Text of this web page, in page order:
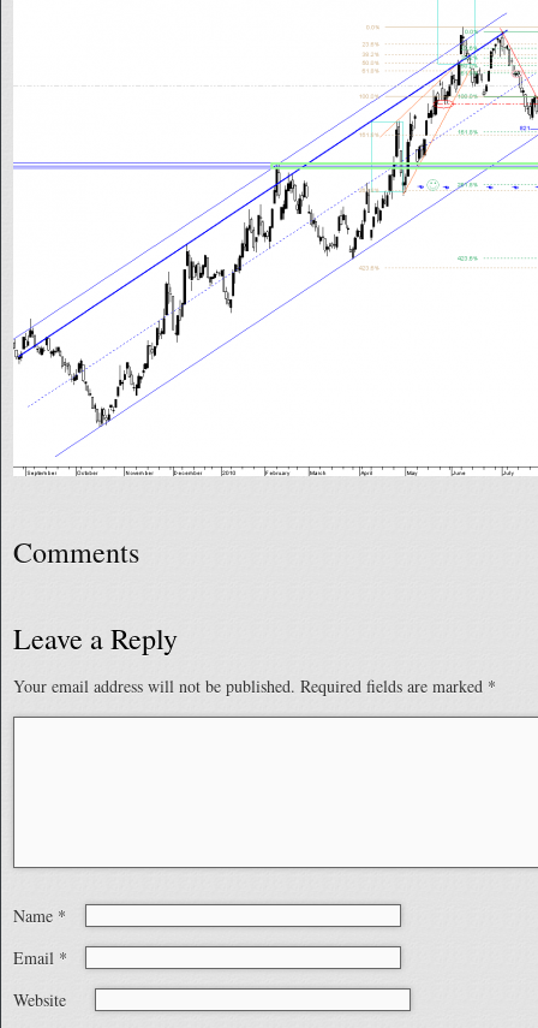
Comments
Leave a Reply
Your email address will not be published. Required fields are marked *
Name *
Email *
Website